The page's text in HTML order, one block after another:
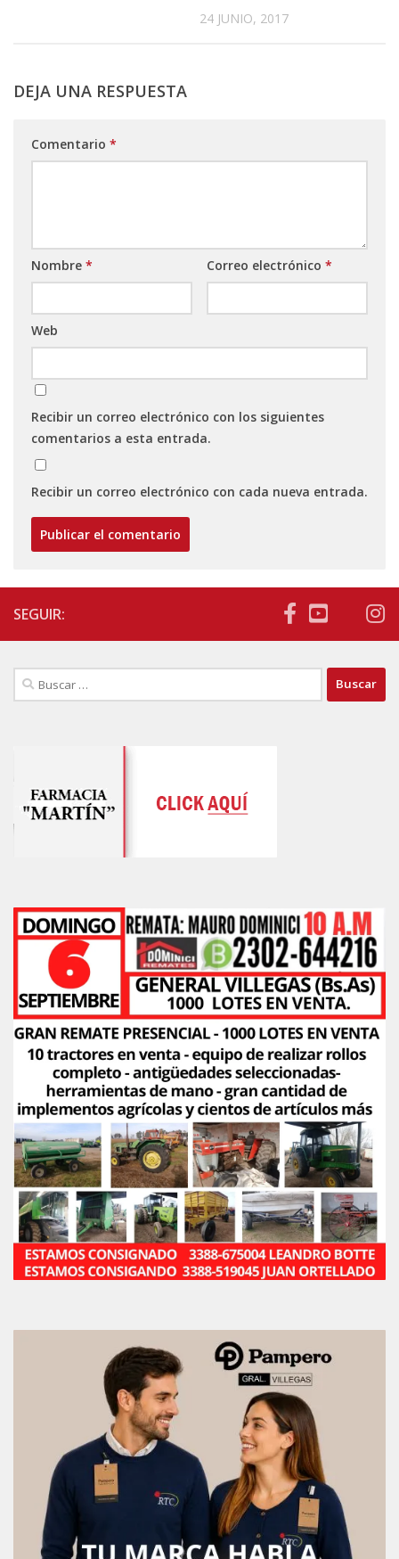
24 JUNIO, 2017
DEJA UNA RESPUESTA
Comentario *
Nombre * Correo electrónico *
Web
Recibir un correo electrónico con los siguientes
comentarios a esta entrada.
Recibir un correo electrónico con cada nueva entrada.
SEGUIR:
Buscar: